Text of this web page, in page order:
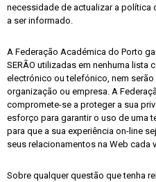
necessidade de actualizar a política
a ser informado.
A Federação Académica do Porto
SERÃO utilizadas em nenhuma lista
electrónico ou telefónico, nem
organização ou empresa. A
compromete-se a proteger a sua
esforço para garantir o uso de uma
para que a sua experiência on-line
seus relacionamentos na Web cada
Sobre qualquer questão que tenha